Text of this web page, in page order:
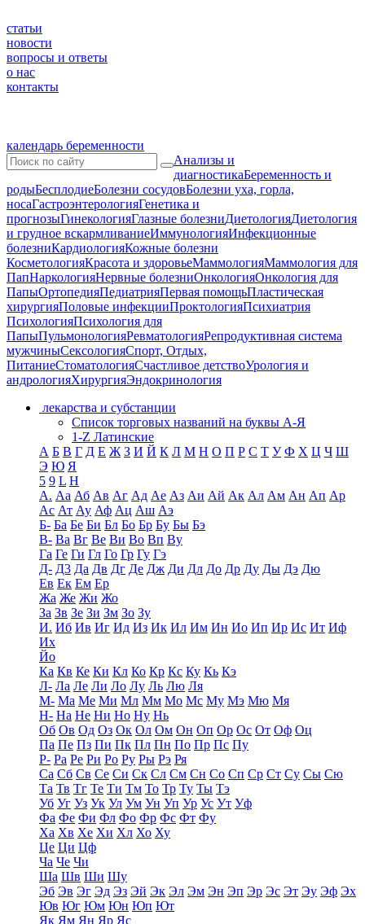
статьи
новости
вопросы и ответы
о нас
контакты
календарь беременности
Анализы и
диагностикаБеременность и
родыБесплодиеБолезни сосудовБолезни уха, горла,
носаГастроэнтерологияГенетика и
прогнозыГинекологияГлазные болезниДиетологияДиетология
и грудное вскармливаниеИммунологияИнфекционные
болезниКардиологияКожные болезни
КосметологияКрасота и здоровьеМаммологияМаммология для
ПапНаркологияНервные болезниОнкологияОнкология для
ПапыОртопедияПедиатрияПервая помощьПластическая
хирургияПоловые инфекцииПроктологияПсихиатрия
ПсихологияПсихология для
ПапыПульмонологияРевматологияРепродуктивная система
мужчиныСексологияСпорт, Отдых,
ПитаниеСтоматологияСчастливое детствоУрология и
андрологияХирургияЭндокринология
лекарства и субстанции
Список торговых названий на буквы А-Я
1-Z Латинские
А Б В Г Д Е Ж З И Й К Л М Н О П Р С Т У Ф Х Ц Ч Ш
Э Ю Я
5 9 L H
А. Аа Аб Ав Аг Ад Ае Аз Аи Ай Ак Ал Ам Ан Ап Ар
Ас Ат Ау Аф Ац Аш Аэ
Б- Ба Бе Би Бл Бо Бр Бу Бы Бэ
В- Ва Вг Ве Ви Во Вп Ву
Га Ге Ги Гл Го Гр Гу Гэ
Д- Д3 Да Дв Дг Де Дж Ди Дл До Др Ду Ды Дэ Дю
Ев Ек Ем Ер
Жа Же Жи Жо
За Зв Зе Зи Зм Зо Зу
И. Иб Ив Иг Ид Из Ик Ил Им Ин Ио Ип Ир Ис Ит Иф
Их
Йо
Ка Кв Ке Ки Кл Ко Кр Кс Ку Кь Кэ
Л- Ла Ле Ли Ло Лу Ль Лю Ля
М- Ма Ме Ми Мл Мм Мо Мс Му Мэ Мю Мя
Н- На Не Ни Но Ну Нь
Об Ов Од Оз Ок Ол Ом Он Оп Ор Ос От Оф Оц
Па Пе Пз Пи Пк Пл Пн По Пр Пс Пу
Р- Ра Ре Ри Ро Ру Ры Рэ Ря
Са Сб Св Се Си Ск Сл См Сн Со Сп Ср Ст Су Сы Сю
Та Тв Тг Те Ти Тм То Тр Ту Ты Тэ
Уб Уг Уз Ук Ул Ум Ун Уп Ур Ус Ут Уф
Фа Фе Фи Фл Фо Фр Фс Фт Фу
Ха Хв Хе Хи Хл Хо Ху
Це Ци Цф
Ча Че Чи
Ша Шв Ши Шу
Эб Эв Эг Эд Эз Эй Эк Эл Эм Эн Эп Эр Эс Эт Эу Эф Эх
Юв Юг Юм Юн Юп Ют
Як Ям Ян Яр Яс